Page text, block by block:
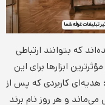
که بتوانند ارتباطی
ابزارها برای این
کاربردی که پس از
و هر روز نام برند